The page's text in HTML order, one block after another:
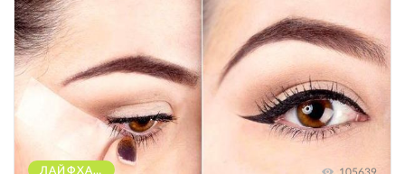
ЛАЙФХАКИ